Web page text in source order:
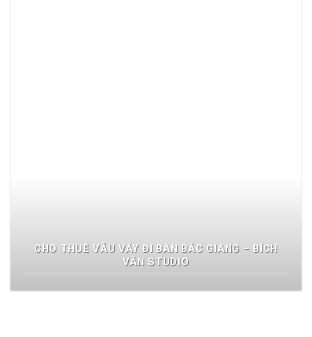
CHO THUÊ VẪU VÁY ĐI BÀN BẮC GIANG – BÍCH
VÂN STUDIO